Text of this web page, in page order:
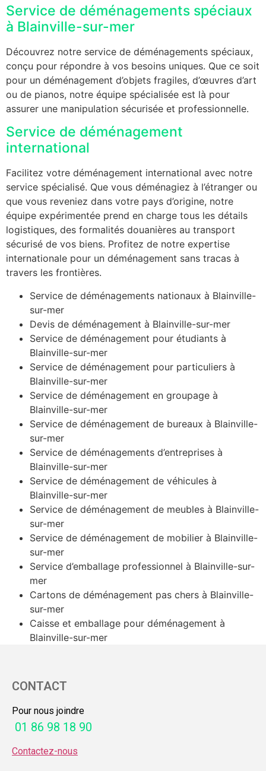
Service de déménagements spéciaux
à Blainville-sur-mer
Découvrez notre service de déménagements spéciaux,
conçu pour répondre à vos besoins uniques. Que ce soit
pour un déménagement d’objets fragiles, d’œuvres d’art
ou de pianos, notre équipe spécialisée est là pour
assurer une manipulation sécurisée et professionnelle.
Service de déménagement
international
Facilitez votre déménagement international avec notre
service spécialisé. Que vous déménagiez à l’étranger ou
que vous reveniez dans votre pays d’origine, notre
équipe expérimentée prend en charge tous les détails
logistiques, des formalités douanières au transport
sécurisé de vos biens. Profitez de notre expertise
internationale pour un déménagement sans tracas à
travers les frontières.
Service de déménagements nationaux à Blainville-
sur-mer
Devis de déménagement à Blainville-sur-mer
Service de déménagement pour étudiants à
Blainville-sur-mer
Service de déménagement pour particuliers à
Blainville-sur-mer
Service de déménagement en groupage à
Blainville-sur-mer
Service de déménagement de bureaux à Blainville-
sur-mer
Service de déménagements d’entreprises à
Blainville-sur-mer
Service de déménagement de véhicules à
Blainville-sur-mer
Service de déménagement de meubles à Blainville-
sur-mer
Service de déménagement de mobilier à Blainville-
sur-mer
Service d’emballage professionnel à Blainville-sur-
mer
Cartons de déménagement pas chers à Blainville-
sur-mer
Caisse et emballage pour déménagement à
Blainville-sur-mer
CONTACT
Pour nous joindre
01 86 98 18 90
Contactez-nous